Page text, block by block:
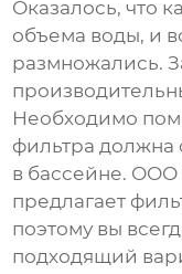
Оказалось, что
объема воды, и
размножались.
Необходимо
фильтра должна
в бассейне.
предлагает
поэтому вы
подходящий